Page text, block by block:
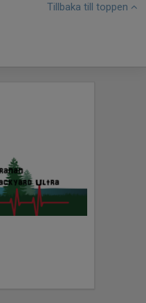
Tillbaka till toppen